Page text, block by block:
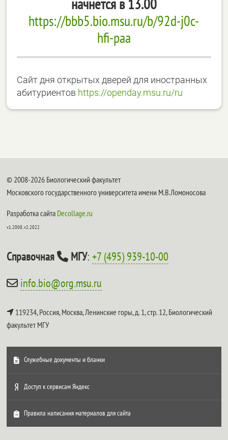
начнется в 13.00
https://bbb5.bio.msu.ru/b/92d-j0c-
hfi-paa
Сайт дня открытых дверей для иностранных
абитуриентов https://openday.msu.ru/ru
© 2008-2026 Биологический факультет
Московского государственного университета имени М.В.Ломоносова
Разработка сайта Decollage.ru
v1.2008, v2.2022
Справочная МГУ:+7 (495) 939-10-00
info.bio@org.msu.ru
119234, Россия, Москва, Ленинские горы, д. 1, стр. 12,Биологический
факультет МГУ
Служебные документы и бланки
Доступ к сервисам Яндекс
Правила написания материалов для сайта